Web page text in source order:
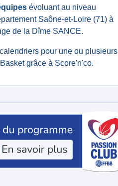
évoluant au niveau
Saône-et-Loire (71) à
de la Dîme SANCE.
pour une ou plusieurs
grâce à Score'n'co.